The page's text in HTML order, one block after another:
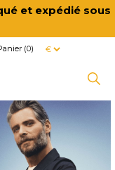
et expédié sous
(0)